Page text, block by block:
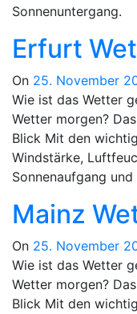
Sonnenuntergang.
Erfurt
On 25. November
Wie ist das Wetter
Wetter morgen?
Blick Mit den
Windstärke,
Sonnenaufgang
Mainz
On 25. November
Wie ist das Wetter
Wetter morgen?
Blick Mit den